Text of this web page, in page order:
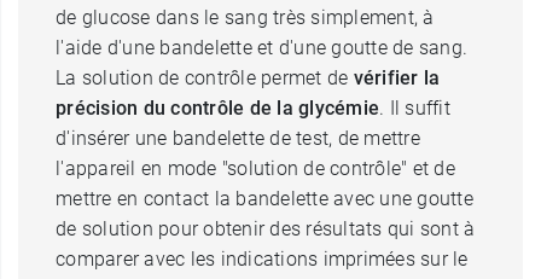
de glucose dans le sang très simplement, à
l'aide d'une bandelette et d'une goutte de sang.
La solution de contrôle permet de vérifier la
précision du contrôle de la glycémie. Il suffit
d'insérer une bandelette de test, de mettre
l'appareil en mode "solution de contrôle" et de
mettre en contact la bandelette avec une goutte
de solution pour obtenir des résultats qui sont à
comparer avec les indications imprimées sur le